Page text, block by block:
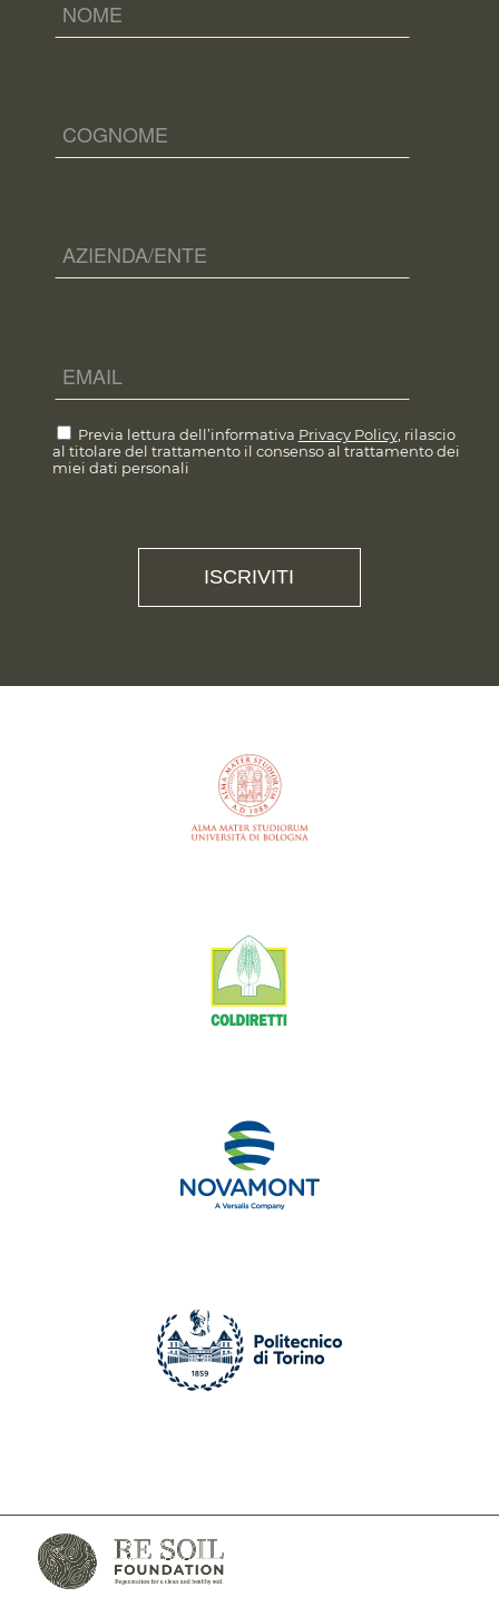
Previa lettura dell’informativa Privacy Policy, rilascio
al titolare del trattamento il consenso al trattamento dei
miei dati personali